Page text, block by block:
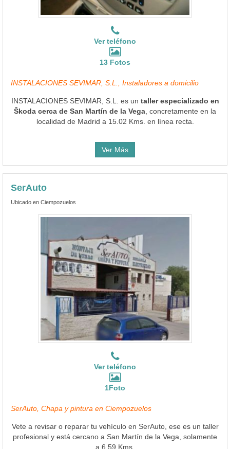
Ver teléfono
13 Fotos
INSTALACIONES SEVIMAR, S.L., Instaladores a domicilio
INSTALACIONES SEVIMAR, S.L. es un taller especializado en
Škoda cerca de San Martín de la Vega , concretamente en la
localidad de Madrid a 15.02 Kms. en línea recta.
Ver Más
SerAuto
Ubicado en Ciempozuelos
Ver teléfono
1Foto
SerAuto, Chapa y pintura en Ciempozuelos
Vete a revisar o reparar tu vehículo en SerAuto, ese es un taller
profesional y está cercano a San Martín de la Vega, solamente
a 6.59 Kms.